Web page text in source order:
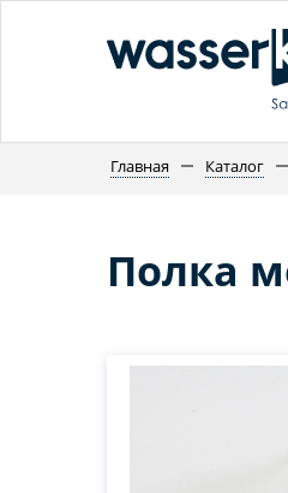
Главная Каталог
Полка